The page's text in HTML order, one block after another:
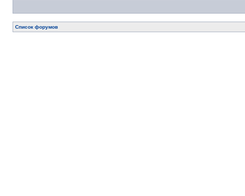
Список форумов